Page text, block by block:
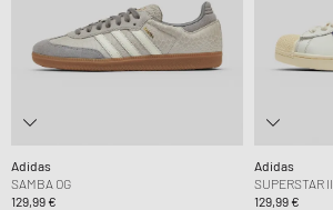
Adidas
SAMBA OG
129,99 €
Adidas
SUPERSTAR II
129,99 €